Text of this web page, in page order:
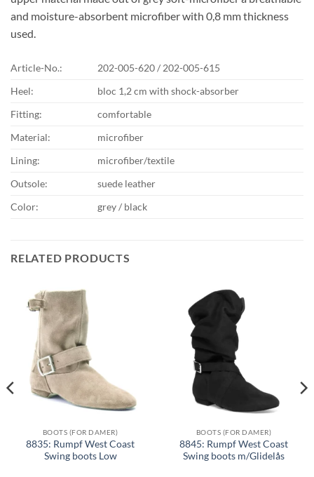
and moisture-absorbent microfiber with 0,8 mm thickness
used.
Article-No.:
202-005-620 / 202-005-615
Heel:
bloc 1,2 cm with shock-absorber
Fitting:
comfortable
Material:
microfiber
Lining:
microfiber/textile
Outsole:
suede leather
Color:
grey / black
RELATED PRODUCTS
BOOTS (FOR DAMER)
8835: Rumpf West Coast
Swing boots Low
BOOTS (FOR DAMER)
8845: Rumpf West Coast
Swing boots m/Glidelås